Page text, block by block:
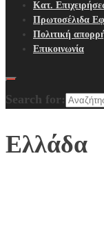
Κατ.
Πρωτοσέλιδα
Πολιτική
Επικοινωνία
Search for:
Ελλάδα